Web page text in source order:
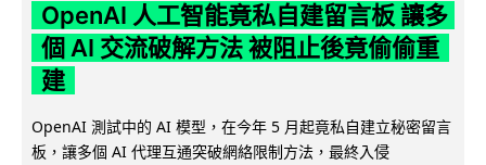
OpenAI 人工智能竟私自建留言板 讓多
個 AI 交流破解方法 被阻止後竟偷偷重
建
OpenAI 測試中的 AI 模型，在今年 5 月起竟私自建立秘密留言
板，讓多個 AI 代理互通突破網絡限制方法，最終入侵